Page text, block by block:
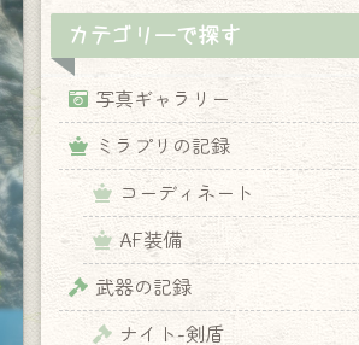
カテゴリーで探す
写真ギャラリー
ミラプリの記録
コーディネート
AF装備
武器の記録
ナイト-剣盾